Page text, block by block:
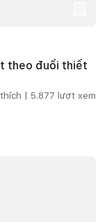
theo đuổi thiết
| 5.877 lượt xem